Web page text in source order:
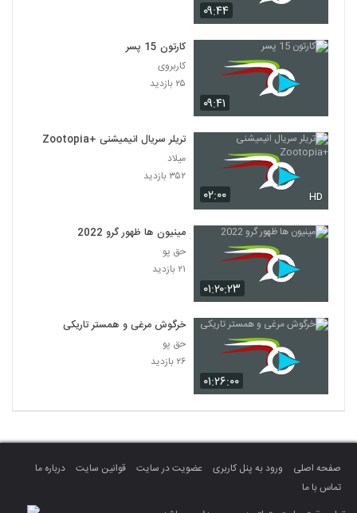
۰۹:۴۴
۰۹:۴۱
کارتون 15 پسر
کاربروی
۲۵ بازدید
۰۲:۰۰ HD
تریلر سریال انیمیشنی +Zootopia
میلاد
۳۵۲ بازدید
۰۱:۲۰:۲۳
مینیون ها ظهور گرو 2022
حق پو
۲۱ بازدید
۰۱:۲۶:۰۰
خرگوش مرغی و همستر تاریکی
حق پو
۲۶ بازدید
صفحه اصلی ورود به پنل کاربری عضویت در سایت قوانین سایت
درباره ما
تماس با ما